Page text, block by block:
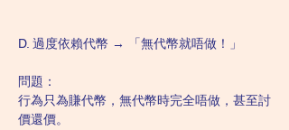
D. 過度依賴代幣 → 「無代幣就唔做！」
問題：
行為只為賺代幣，無代幣時完全唔做，甚至討
價還價。